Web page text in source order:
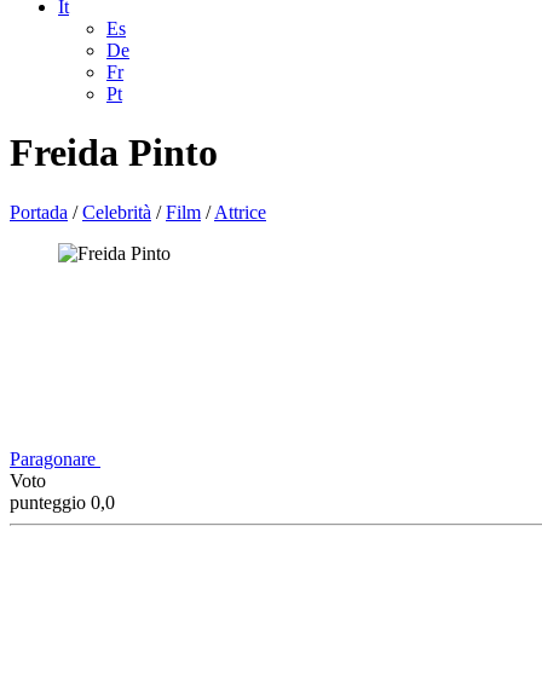
It
Es
De
Fr
Pt
Freida Pinto
Portada /Celebrità /Film /Attrice
Paragonare
Voto
punteggio 0,0